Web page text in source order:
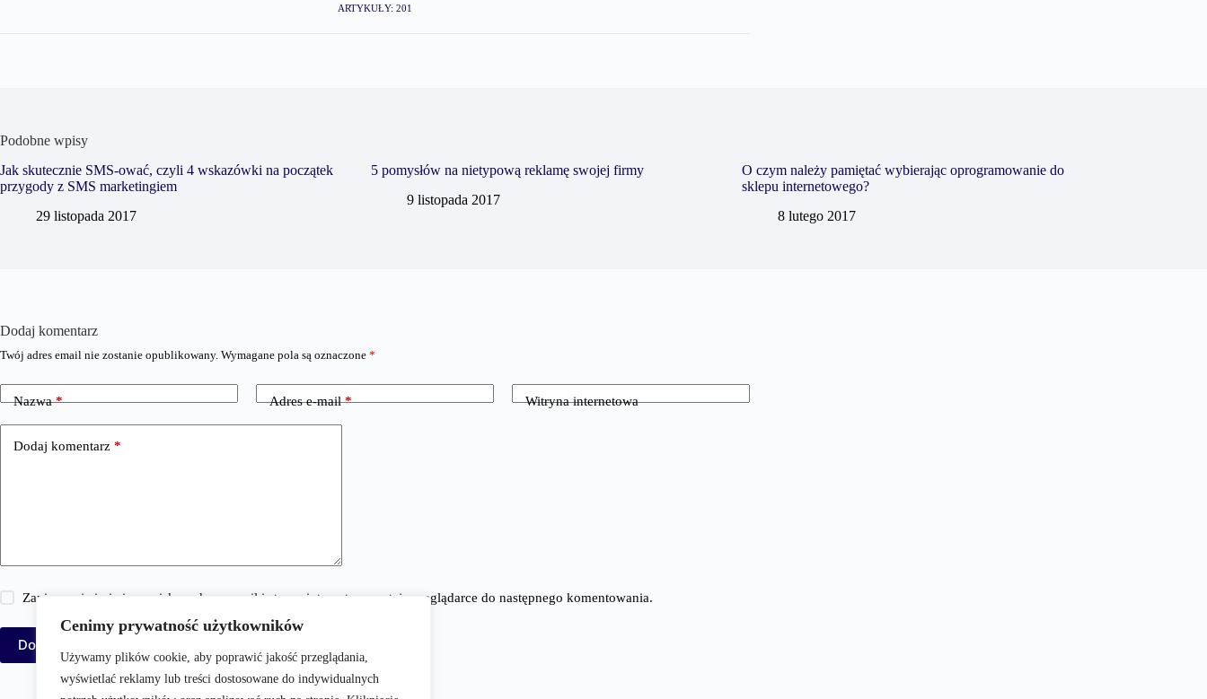
Cenimy prywatność użytkowników
Używamy plików cookie, aby poprawić jakość przeglądania,
wyświetlać reklamy lub treści dostosowane do indywidualnych
ARTYKUŁY: 201
Podobne wpisy
Jak skutecznie SMS-ować, czyli 4 wskazówki na początek
przygody z SMS marketingiem
29 listopada 2017
5 pomysłów na nietypową reklamę swojej firmy
9 listopada 2017
O czym należy pamiętać wybierając oprogramowanie do
sklepu internetowego?
8 lutego 2017
Dodaj komentarz
Twój adres email nie zostanie opublikowany. Wymagane pola są oznaczone *
Nazwa* Adres e-mail* Witryna internetowa
Dodaj komentarz *
Zapisz moje imię i nazwisko, adres e-mail i stronę internetową w tej przeglądarce do następnego komentowania.
Dodaj komentarz